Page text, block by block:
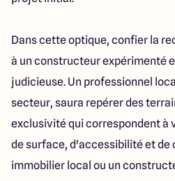
Dans cette optique, confier la
à un constructeur expérimenté
judicieuse. Un professionnel
secteur, saura repérer des
exclusivité qui correspondent à
de surface, d'accessibilité et de
immobilier local ou un